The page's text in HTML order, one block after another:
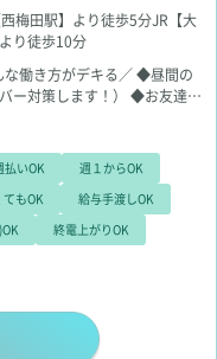
梅田駅】より徒歩5分JR【大
り徒歩10分
な働き方がデキる／◆昼間の
対策します！）
◆お友達と
払いOK
週１からOK
もOK
給与手渡しOK
終電上がりOK
何回でも体験OK☆と